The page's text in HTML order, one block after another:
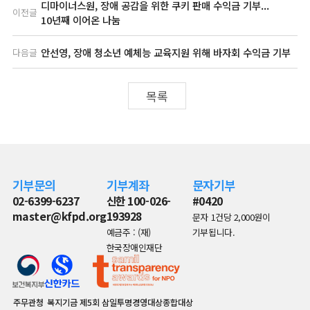
이전글 디마이너스원, 장애 공감을 위한 쿠키 판매 수익금 기부...
10년째 이어온 나눔
다음글 안선영, 장애 청소년 예체능 교육지원 위해 바자회 수익금 기부
목록
기부문의
02-6399-6237
master@kfpd.org
기부계좌
신한 100-026-
193928
예금주 : (재)
한국장애인재단
문자기부
#0420
문자 1건당 2,000원이
기부됩니다.
주무관청 복지기금제5회 삼일투명경영대상종합대상